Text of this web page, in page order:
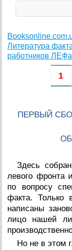
Литература
работников
1
ПЕРВЫЙ
Здесь
левого фронта
по вопросу
факта. Только
написаны
лицо нашей
Но не в этом